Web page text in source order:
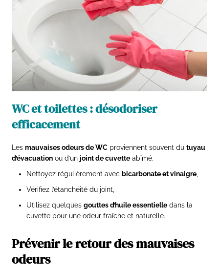
WC et toilettes : désodoriser
efficacement
Les mauvaises odeurs de WC proviennent souvent du tuyau
d’évacuation ou d’un joint de cuvette abîmé.
Nettoyez régulièrement avec bicarbonate et vinaigre
Vérifiez l’étanchéité du joint,
Utilisez quelques gouttes d’huile essentielle dans la
cuvette pour une odeur fraîche et naturelle.
Prévenir le retour des mauvaises
odeurs